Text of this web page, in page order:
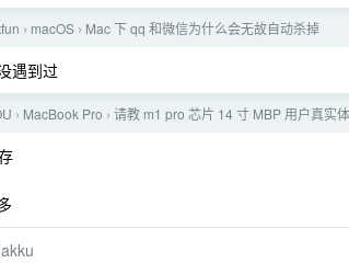
› macOS › Mac 下 qq 和微信为什么会无故自动杀掉
遇到过
› MacBook Pro › 请教 m1 pro 芯片 14 寸 MBP 用户真实